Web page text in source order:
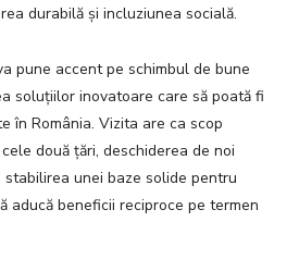
durabilă și incluziunea socială.
pune accent pe schimbul de bune
soluțiilor inovatoare care să poată fi
în România. Vizita are ca scop
două țări, deschiderea de noi
unei baze solide pentru
aducă beneficii reciproce pe termen